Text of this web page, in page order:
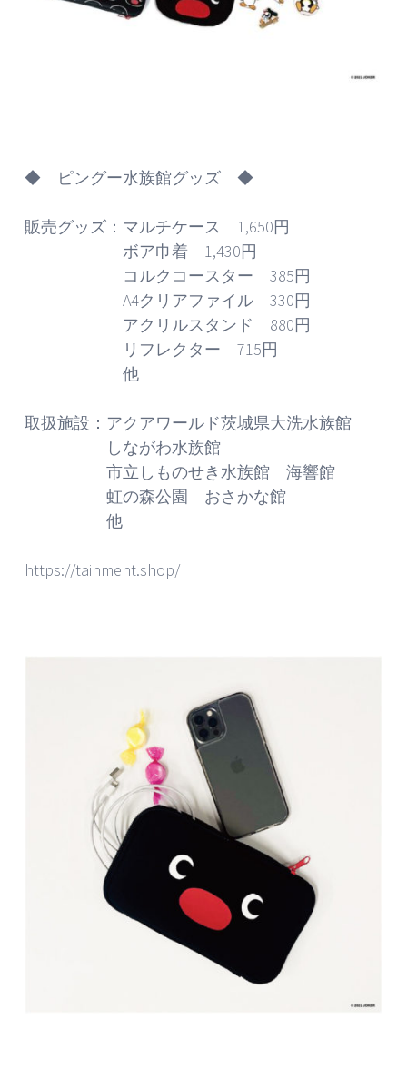
◆ ピングー水族館グッズ ◆
販売グッズ：マルチケース 1,650円
ボア巾着 1,430円
コルクコースター 385円
A4クリアファイル 330円
アクリルスタンド 880円
リフレクター 715円
他
取扱施設：アクアワールド茨城県大洗水族館
しながわ水族館
市立しものせき水族館 海響館
虹の森公園 おさかな館
他
https://tainment.shop/